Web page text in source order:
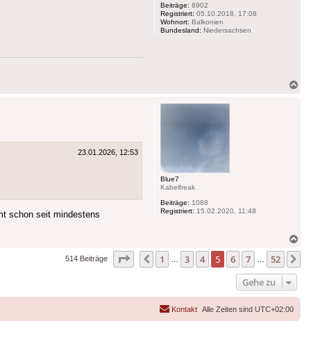
Beiträge: 8902
Registriert: 05.10.2018, 17:08
Wohnort: Balkonien
Bundesland: Niedersachsen
Blue7
Kabelfreak
Beiträge: 1088
Registriert: 15.02.2020, 11:48
23.01.2026, 12:53
schon seit mindestens
514 Beiträge Seite von 52
Vorherige
1 3 4 5 6 7 52
Gehe zu
Alle Zeiten sind UTC+02:00
Kontakt